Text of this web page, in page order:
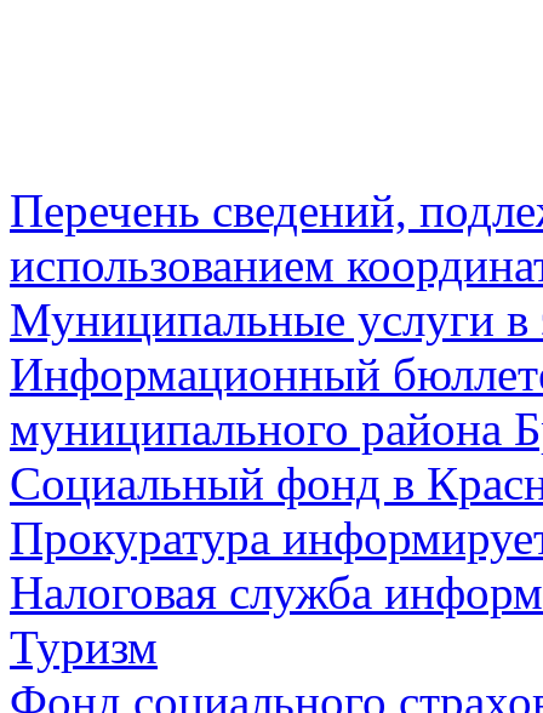
Перечень сведений,
использованием
Муниципальные услуги в
Информационный
муниципального района
Социальный фонд в
Прокуратура
Налоговая служба
Туризм
Фонд социального